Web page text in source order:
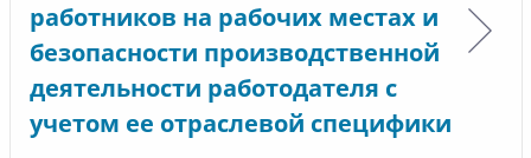
работников на рабочих местах и
безопасности производственной
деятельности работодателя с
учетом ее отраслевой специфики